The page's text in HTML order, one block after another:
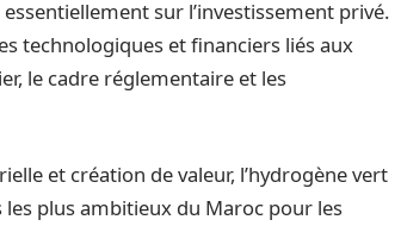
sur l’investissement privé.
technologiques et financiers liés aux
le cadre réglementaire et les
et création de valeur, l’hydrogène vert
plus ambitieux du Maroc pour les